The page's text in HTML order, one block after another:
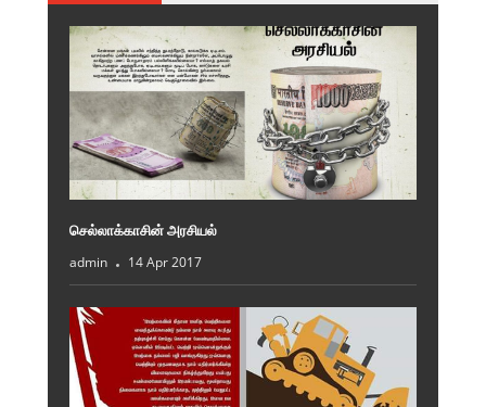
செல்லாக்காசின் அரசியல்
admin 14 Apr 2017